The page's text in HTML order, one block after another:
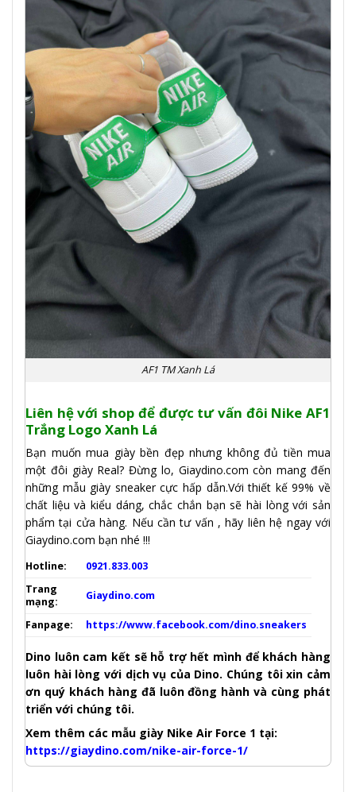
AF1 TM Xanh Lá
Liên hệ với shop để được tư vấn đôi Nike AF1
Trắng Logo Xanh Lá
Bạn muốn mua giày bền đẹp nhưng không đủ tiền mua
một đôi giày Real? Đừng lo, Giaydino.com còn mang đến
những mẫu giày sneaker cực hấp dẫn.Với thiết kế 99% về
chất liệu và kiểu dáng, chắc chắn bạn sẽ hài lòng với sản
phẩm tại cửa hàng. Nếu cần tư vấn , hãy liên hệ ngay với
Giaydino.com bạn nhé !!!
Hotline:
0921.833.003
Trang
mạng:
Giaydino.com
Fanpage: https://www.facebook.com/dino.sneakers
Dino luôn cam kết sẽ hỗ trợ hết mình để khách hàng
luôn hài lòng với dịch vụ của Dino. Chúng tôi xin cảm
ơn quý khách hàng đã luôn đồng hành và cùng phát
triển với chúng tôi.
Xem thêm các mẫu giày Nike Air Force 1 tại:
https://giaydino.com/nike-air-force-1/